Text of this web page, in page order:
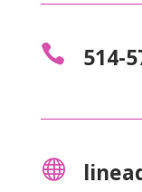
 514-
